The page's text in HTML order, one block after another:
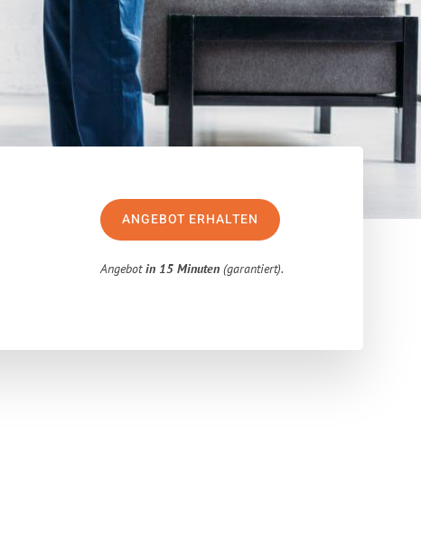
ANGEBOT ERHALTEN
Angebotin 15 Minuten (garantiert).